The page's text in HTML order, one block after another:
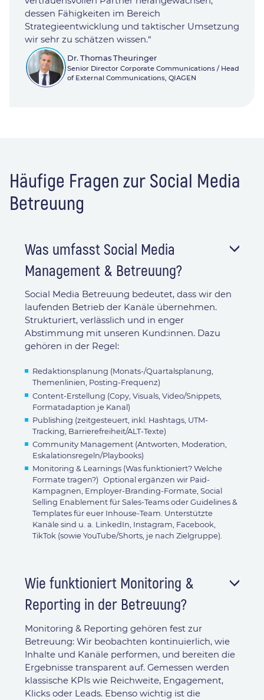
dessen Fähigkeiten im Bereich
Strategieentwicklung und taktischer Umsetzung
wir sehr zu schätzen wissen.“
Dr. Thomas Theuringer
Senior Director Corporate Communications / Head
of External Communications, QIAGEN
Häufige Fragen zur Social Media
Betreuung
Was umfasst Social Media
Management & Betreuung?
Social Media Betreuung bedeutet, dass wir den
laufenden Betrieb der Kanäle übernehmen.
Strukturiert, verlässlich und in enger
Abstimmung mit unseren Kund:innen. Dazu
gehören in der Regel:
Redaktionsplanung (Monats-/Quartalsplanung,
Themenlinien, Posting-Frequenz)
Content-Erstellung (Copy, Visuals, Video/Snippets,
Formatadaption je Kanal)
Publishing (zeitgesteuert, inkl. Hashtags, UTM-
Tracking, Barrierefreiheit/ALT-Texte)
Community Management (Antworten, Moderation,
Eskalationsregeln/Playbooks)
Monitoring & Learnings (Was funktioniert? Welche
Formate tragen?) Optional ergänzen wir Paid-
Kampagnen, Employer-Branding-Formate, Social
Selling Enablement für Sales-Teams oder Guidelines &
Templates für euer Inhouse-Team. Unterstützte
Kanäle sind u. a. LinkedIn, Instagram, Facebook,
TikTok (sowie YouTube/Shorts, je nach Zielgruppe).
Wie funktioniert Monitoring &
Reporting in der Betreuung?
Monitoring & Reporting gehören fest zur
Betreuung: Wir beobachten kontinuierlich, wie
Inhalte und Kanäle performen, und bereiten die
Ergebnisse transparent auf. Gemessen werden
klassische KPIs wie Reichweite, Engagement,
Klicks oder Leads. Ebenso wichtig ist die